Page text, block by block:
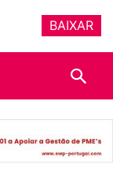
BAIXAR